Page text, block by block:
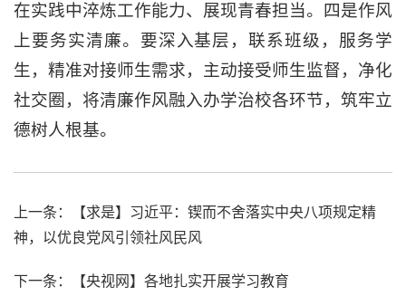
在实践中淬炼工作能力、展现青春担当。四是作风
上要务实清廉。要深入基层，联系班级，服务学
生，精准对接师生需求，主动接受师生监督，净化
社交圈，将清廉作风融入办学治校各环节，筑牢立
德树人根基。
上一条：
【求是】习近平：锲而不舍落实中央八项规定精
神，以优良党风引领社风民风
下一条： 【央视网】各地扎实开展学习教育